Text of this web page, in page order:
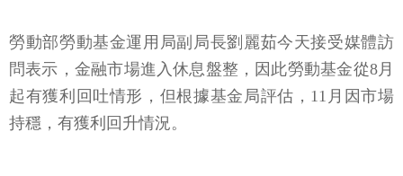
勞動部勞動基金運用局副局長劉麗茹今天接受媒體訪
問表示，金融市場進入休息盤整，因此勞動基金從8月
起有獲利回吐情形，但根據基金局評估，11月因市場
持穩，有獲利回升情況。